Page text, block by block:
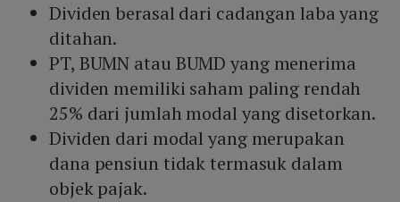
Dividen berasal dari cadangan laba yang
ditahan.
PT, BUMN atau BUMD yang menerima
dividen memiliki saham paling rendah
25% dari jumlah modal yang disetorkan.
Dividen dari modal yang merupakan
dana pensiun tidak termasuk dalam
objek pajak.